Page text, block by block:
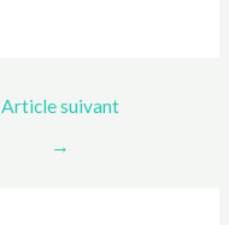
Article suivant
→